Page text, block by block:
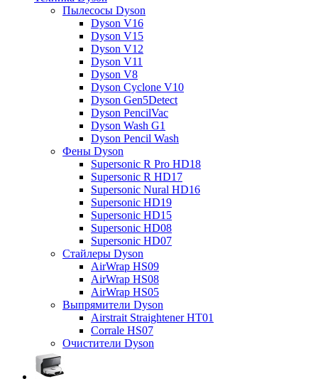
Пылесосы Dyson
Dyson V16
Dyson V15
Dyson V12
Dyson V11
Dyson V8
Dyson Cyclone V10
Dyson Gen5Detect
Dyson PencilVac
Dyson Wash G1
Dyson Pencil Wash
Фены Dyson
Supersonic R Pro HD18
Supersonic R HD17
Supersonic Nural HD16
Supersonic HD19
Supersonic HD15
Supersonic HD08
Supersonic HD07
Стайлеры Dyson
AirWrap HS09
AirWrap HS08
AirWrap HS05
Выпрямители Dyson
Airstrait Straightener HT01
Corrale HS07
Очистители Dyson